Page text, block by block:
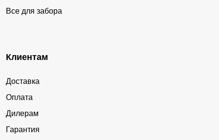
Все для забора
Клиентам
Доставка
Оплата
Дилерам
Гарантия